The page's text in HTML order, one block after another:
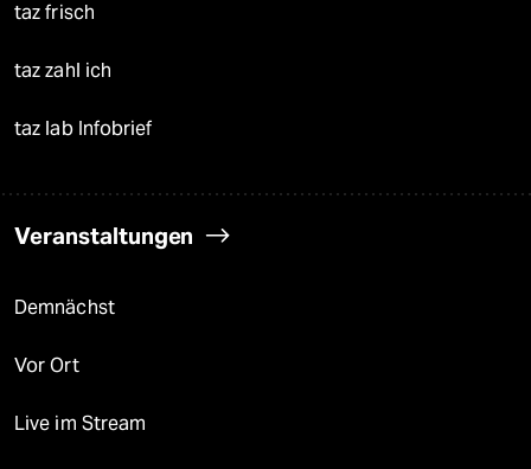
taz frisch
taz zahl ich
taz lab Infobrief
Veranstaltungen
Demnächst
Vor Ort
Live im Stream